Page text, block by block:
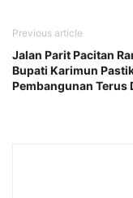
Previous article
Jalan Parit Pacitan
Bupati Karimun
Pembangunan Terus